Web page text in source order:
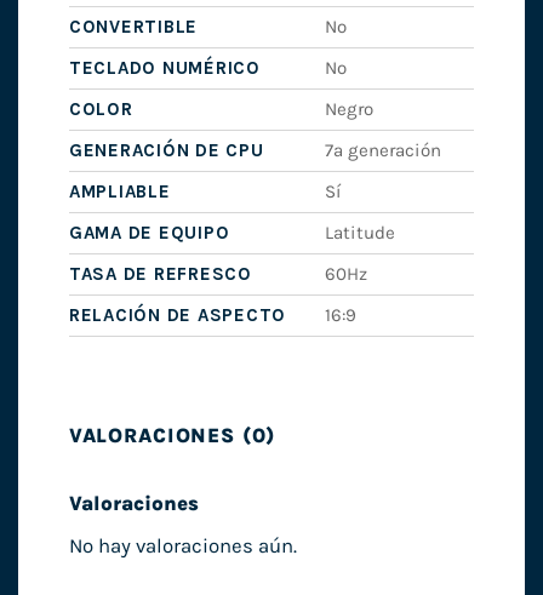
CONVERTIBLE
No
TECLADO NUMÉRICO
No
COLOR
Negro
GENERACIÓN DE CPU
7ª generación
AMPLIABLE
Sí
GAMA DE EQUIPO
Latitude
TASA DE REFRESCO
60Hz
RELACIÓN DE ASPECTO
16:9
VALORACIONES (0)
Valoraciones
No hay valoraciones aún.